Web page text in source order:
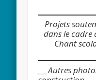
Projets
dans le cadre
Chant
___Autres